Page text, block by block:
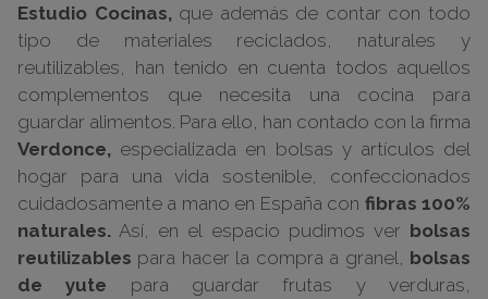
Estudio Cocinas, que además de contar con todo
tipo de materiales reciclados, naturales y
reutilizables, han tenido en cuenta todos aquellos
complementos que necesita una cocina para
guardar alimentos. Para ello, han contado con la firma
Verdonce, especializada en bolsas y artículos del
hogar para una vida sostenible, confeccionados
cuidadosamente a mano en España con fibras 100%
naturales. Así, en el espacio pudimos ver bolsas
reutilizables para hacer la compra a granel, bolsas
de yute para guardar frutas y verduras,